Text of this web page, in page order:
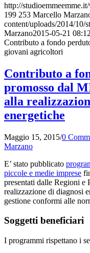
http://
199 253 Marcello
content/uploads/2014/
Marzano2015-05-21
Contributo a fondo
giovani agricoltori
Contributo a
promosso dal
alla
energetiche
Maggio 15, 2015/0
Marzano
E’ stato pubblicato
piccole e medie imprese
presentati dalle Regioni e
realizzazione di diagnosi
gestione conformi alle
Soggetti beneficiari
I programmi rispettano i